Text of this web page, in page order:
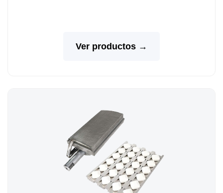
Ver productos →